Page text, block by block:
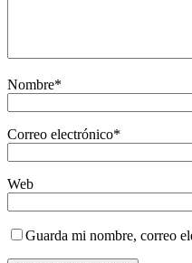
Nombre*
Correo electrónico*
Web
Guarda mi nombre, correo